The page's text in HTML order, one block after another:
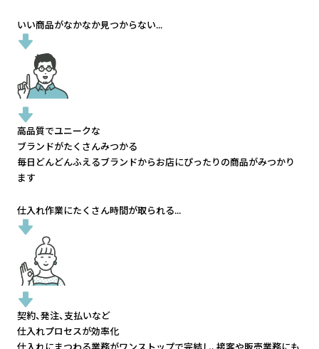
いい商品がなかなか見つからない...
高品質でユニークな
ブランドがたくさんみつかる
毎日どんどんふえるブランドからお店にぴったりの商品がみつかり
ます
仕入れ作業にたくさん時間が取られる...
契約、発注、支払いなど
仕入れプロセスが効率化